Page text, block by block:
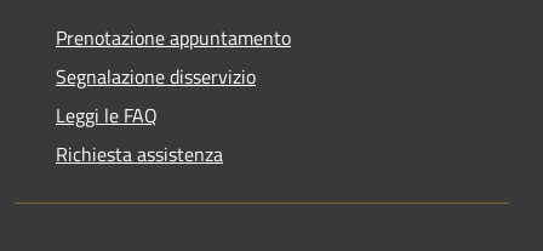
Prenotazione appuntamento
Segnalazione disservizio
Leggi le FAQ
Richiesta assistenza